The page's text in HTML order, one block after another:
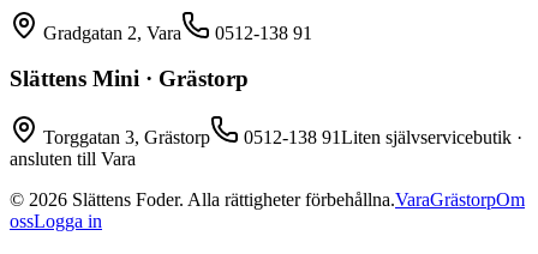
Gradgatan 2, Vara 0512-138 91
Slättens Mini · Grästorp
Torggatan 3, Grästorp 0512-138 91Liten självservicebutik ·
ansluten till Vara
© 2026 Slättens Foder. Alla rättigheter förbehållna.VaraGrästorpOm
ossLogga in